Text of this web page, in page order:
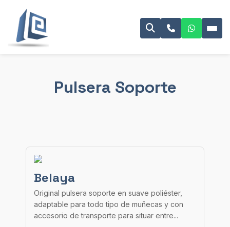
Pulsera Soporte
Belaya
Original pulsera soporte en suave poliéster,
adaptable para todo tipo de muñecas y con
accesorio de transporte para situar entre...